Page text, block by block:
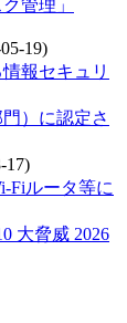
管理」
19)
報セキュリ
）に認定さ
17)
Fiルータ等に
大脅威 2026